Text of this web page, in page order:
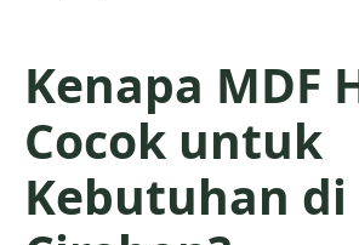
Kenapa MDF
Cocok untuk
Kebutuhan di